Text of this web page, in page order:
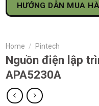
HƯỚNG DẪN MUA
Home / Pintech
Nguồn điện lập
APA5230A